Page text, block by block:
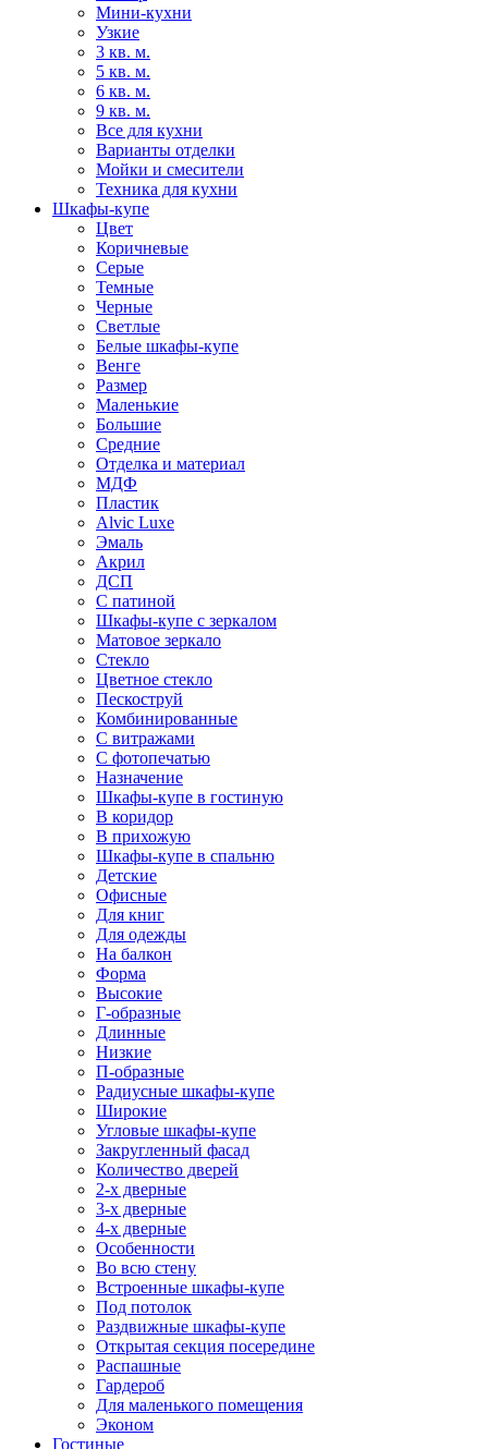
Мини-кухни
Узкие
3 кв. м.
5 кв. м.
6 кв. м.
9 кв. м.
Все для кухни
Варианты отделки
Мойки и смесители
Техника для кухни
Шкафы-купе
Цвет
Коричневые
Серые
Темные
Черные
Светлые
Белые шкафы-купе
Венге
Размер
Маленькие
Большие
Средние
Отделка и материал
МДФ
Пластик
Alvic Luxe
Эмаль
Акрил
ДСП
С патиной
Шкафы-купе с зеркалом
Матовое зеркало
Стекло
Цветное стекло
Пескоструй
Комбинированные
С витражами
С фотопечатью
Назначение
Шкафы-купе в гостиную
В коридор
В прихожую
Шкафы-купе в спальню
Детские
Офисные
Для книг
Для одежды
На балкон
Форма
Высокие
Г-образные
Длинные
Низкие
П-образные
Радиусные шкафы-купе
Широкие
Угловые шкафы-купе
Закругленный фасад
Количество дверей
2-х дверные
3-х дверные
4-х дверные
Особенности
Во всю стену
Встроенные шкафы-купе
Под потолок
Раздвижные шкафы-купе
Открытая секция посередине
Распашные
Гардероб
Для маленького помещения
Эконом
Гостиные